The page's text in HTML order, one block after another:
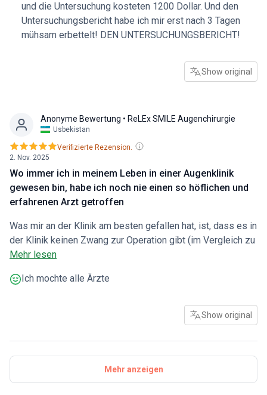
und die Untersuchung kosteten 1200 Dollar. Und den
Untersuchungsbericht habe ich mir erst nach 3 Tagen
mühsam erbettelt! DEN UNTERSUCHUNGSBERICHT!
Show original
Anonyme Bewertung • ReLEx SMILE Augenchirurgie
Usbekistan
2. Nov. 2025
Verifizierte Rezension.
Wo immer ich in meinem Leben in einer Augenklinik
gewesen bin, habe ich noch nie einen so höflichen und
erfahrenen Arzt getroffen
Was mir an der Klinik am besten gefallen hat, ist, dass es in
der Klinik keinen Zwang zur Operation gibt (im Vergleich zu
anderen Einrichtungen). Das Hauptproblem mit Ihren Augen,
Wenn eine Krankheit vorliegt, wird die am besten geeignete
Opr.Dr.Sezer.Haciağaoğlu, der meine Augen untersuchte und
den Laser einsetzte. Wo immer ich in meinem Leben in
einer Augenklinik gewesen bin, habe ich noch nie einen so
höflichen und erfahrenen Arzt getroffen. Die Klinik steht für
mich an erster Stelle auf der Welt. Ich freue mich, wenn
dieser Kommentar für jemanden nützlich ist. Denn ich habe
Mehr lesen
Ich mochte alle Ärzte
Show original
Mehr anzeigen